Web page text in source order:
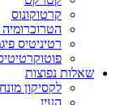
קרטוקונוס
הטרוכרומיה
רטיניטיס
שאלות נפוצות
לקסיקון
העין